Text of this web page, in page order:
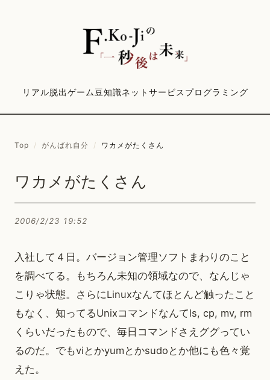
リアル脱出ゲーム豆知識ネットサービス プログラミング
Top / がんばれ自分 / ワカメがたくさん
ワカメがたくさん
2006/2/23 19:52
入社して４日。バージョン管理ソフトまわりのこと
を調べてる。もちろん未知の領域なので、なんじゃ
こりゃ状態。さらにLinuxなんてほとんど触ったこと
もなく、知ってるUnixコマンドなんてls, cp, mv, rm
くらいだったもので、毎日コマンドさえググってい
るのだ。でもviとかyumとかsudoとか他にも色々覚
えた。